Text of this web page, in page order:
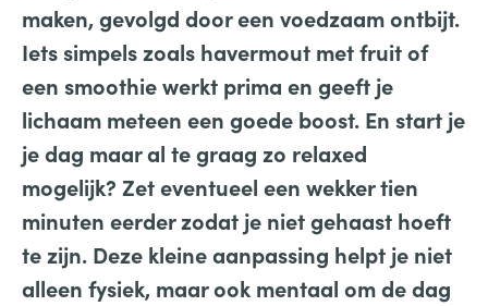
maken, gevolgd door een voedzaam ontbijt.
Iets simpels zoals havermout met fruit of
een smoothie werkt prima en geeft je
lichaam meteen een goede boost. En start je
je dag maar al te graag zo relaxed
mogelijk? Zet eventueel een wekker tien
minuten eerder zodat je niet gehaast hoeft
te zijn. Deze kleine aanpassing helpt je niet
alleen fysiek, maar ook mentaal om de dag